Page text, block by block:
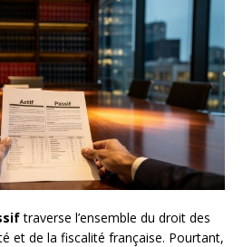
traverse l’ensemble du droit des
et de la fiscalité française. Pourtant,